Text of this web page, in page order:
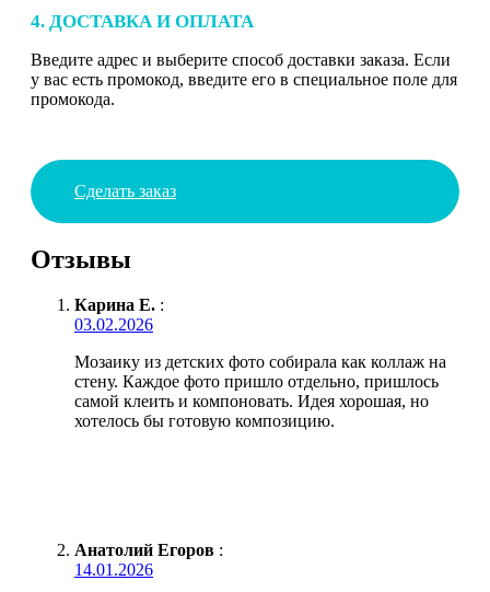
4. ДОСТАВКА И ОПЛАТА
Введите адрес и выберите способ доставки заказа. Если
у вас есть промокод, введите его в специальное поле для
промокода.
Сделать заказ
Отзывы
Карина Е. :
03.02.2026
Мозаику из детских фото собирала как коллаж на
стену. Каждое фото пришло отдельно, пришлось
самой клеить и компоновать. Идея хорошая, но
хотелось бы готовую композицию.
Анатолий Егоров :
14.01.2026